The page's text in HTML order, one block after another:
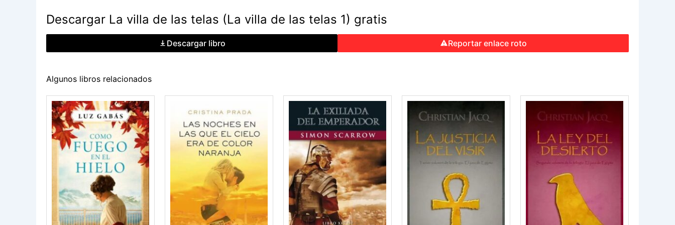
Descargar La villa de las telas (La villa de las telas 1) gratis
Descargar libro Reportar enlace roto
Algunos libros relacionados